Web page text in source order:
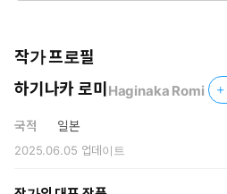
작가 프로필
하기나카 로미 Haginaka Romi
국적 일본
2025.06.05 업데이트